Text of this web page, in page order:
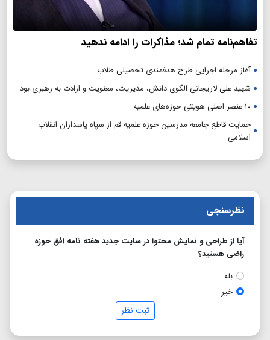
تفاهم‌نامه تمام شد؛ مذاکرات را ادامه ندهید
آغاز مرحله اجرایی طرح هدفمندی تحصیلی طلاب
شهید علی لاریجانی الگوی دانش، مدیریت، معنویت و ارادت به رهبری بود
۱۰ عنصر اصلی هویتی حوزه‌های علمیه
حمایت قاطع جامعه مدرسین حوزه علمیه قم از سپاه پاسداران انقلاب
اسلامی
نظرسنجی
آیا از طراحی و نمایش محتوا در سایت جدید هفته نامه افق حوزه
راضی هستید؟
بله
خیر
ثبت نظر